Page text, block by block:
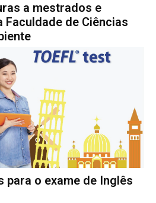
a mestrados e
de Ciências
para o exame de Inglês